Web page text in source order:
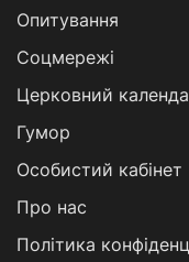
Опитування
Соцмережі
Церковний
Гумор
Особистий кабінет
Про нас
Політика